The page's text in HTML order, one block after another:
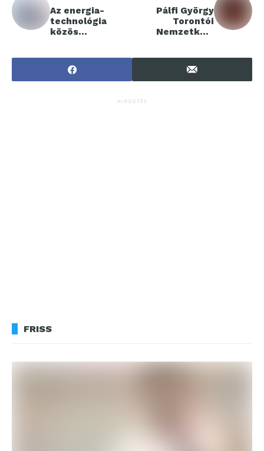
Az energia-
technológia
közös
davosi találkozó
résztvevőit a
Schneider
Pálfi György
Torontói
Nemzetközi
különdíjas
filmjével, a
Tyúkkal indul a
HIRDETÉS
FRISS